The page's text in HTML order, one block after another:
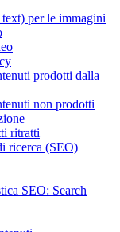
per le immagini
prodotti dalla
non prodotti
ritratti
ricerca (SEO)
SEO: Search